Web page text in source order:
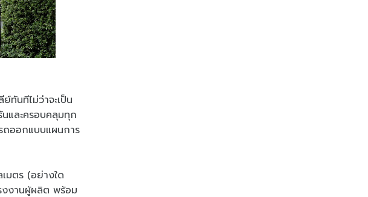
ทันทีไม่ว่าจะเป็น
และครอบคลุมทุก
ถออกแบบแผนการ
มตร (อย่างใด
งงานผู้ผลิต พร้อม